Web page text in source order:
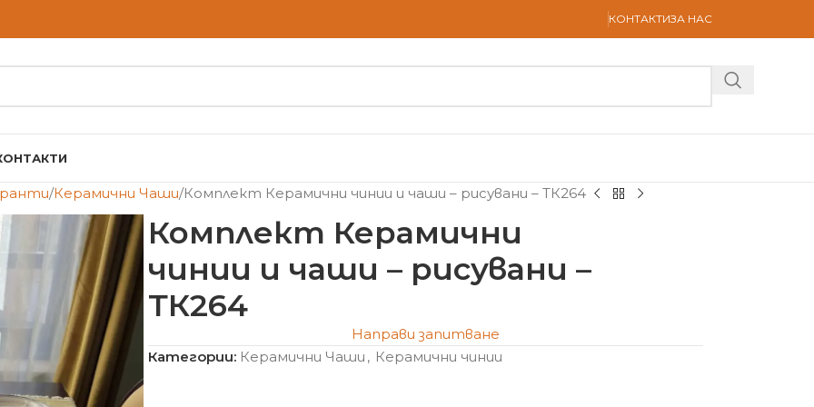
КОНТАКТИЗА НАС
Керамични Чаши Комплект Керамични чинии и чаши – рисувани – ТК264
Комплект Керамични
чинии и чаши – рисувани –
ТК264
Направи запитване
Категории: Керамични Чаши , Керамични чинии